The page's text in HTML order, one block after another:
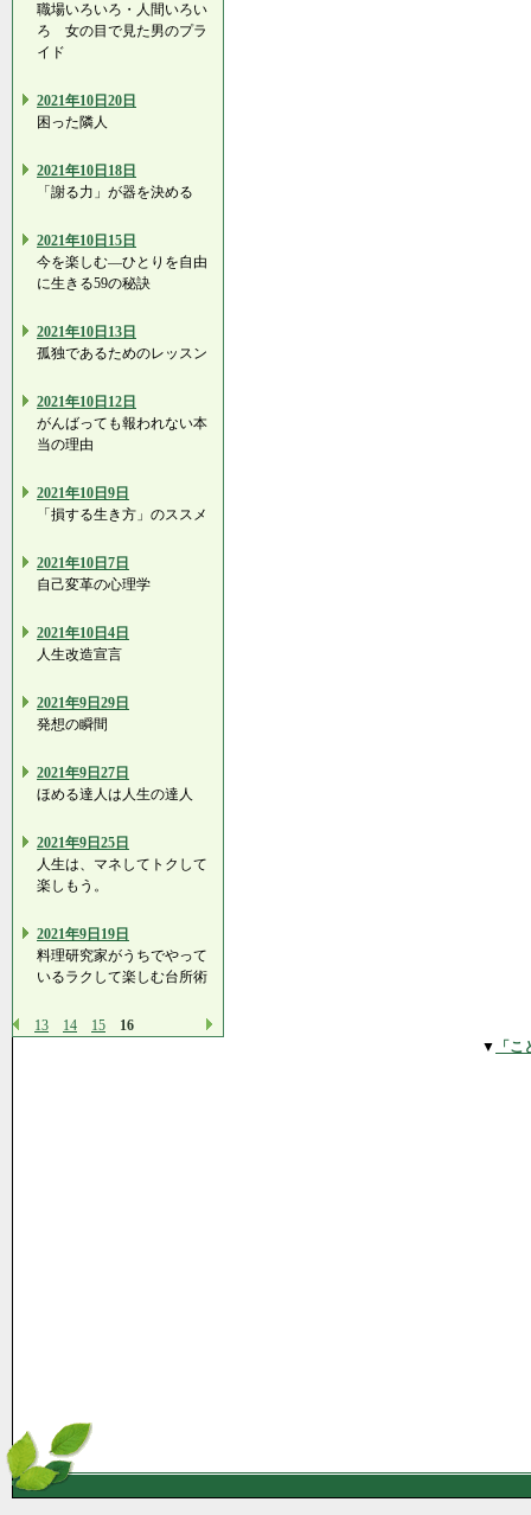
職場いろいろ・人間いろい
ろ 女の目で見た男のプラ
イド
2021年10日20日
困った隣人
2021年10日18日
「謝る力」が器を決める
2021年10日15日
今を楽しむ―ひとりを自由
に生きる59の秘訣
2021年10日13日
孤独であるためのレッスン
2021年10日12日
がんばっても報われない本
当の理由
2021年10日9日
「損する生き方」のススメ
2021年10日7日
自己変革の心理学
2021年10日4日
人生改造宣言
2021年9日29日
発想の瞬間
2021年9日27日
ほめる達人は人生の達人
2021年9日25日
人生は、マネしてトクして
楽しもう。
2021年9日19日
料理研究家がうちでやって
いるラクして楽しむ台所術
13 14 15 16
▼ 「